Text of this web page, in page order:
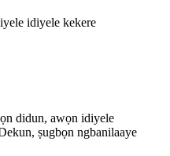
idiyele kekere
didun, awọn idiyele
ṣugbọn ngbanilaaye